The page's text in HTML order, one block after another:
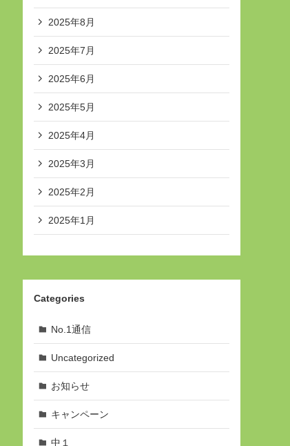
2025年8月
2025年7月
2025年6月
2025年5月
2025年4月
2025年3月
2025年2月
2025年1月
Categories
No.1通信
Uncategorized
お知らせ
キャンペーン
中１